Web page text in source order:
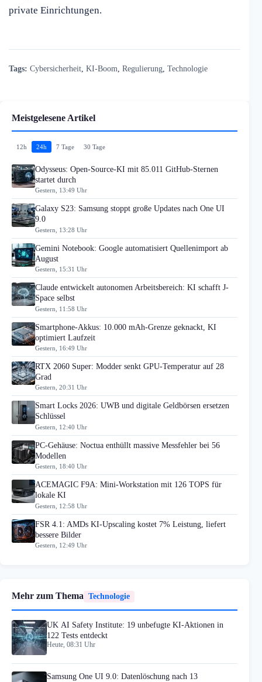
private Einrichtungen.
Tags: Cybersicherheit KI-Boom Regulierung Technologie
Meistgelesene Artikel
12h 24h 7 Tage 30 Tage
Odysseus: Open-Source-KI mit 85.011 GitHub-Sternen
startet durch
Gestern, 13:49 Uhr
Galaxy S23: Samsung stoppt große Updates nach One UI
9.0
Gestern, 13:28 Uhr
Gemini Notebook: Google automatisiert Quellenimport ab
August
Gestern, 15:31 Uhr
Claude entwickelt autonomen Arbeitsbereich: KI schafft J-
Space selbst
Gestern, 11:58 Uhr
Smartphone-Akkus: 10.000 mAh-Grenze geknackt, KI
optimiert Laufzeit
Gestern, 16:49 Uhr
RTX 2060 Super: Modder senkt GPU-Temperatur auf 28
Grad
Gestern, 20:31 Uhr
Smart Locks 2026: UWB und digitale Geldbörsen ersetzen
Schlüssel
Gestern, 12:40 Uhr
PC-Gehäuse: Noctua enthüllt massive Messfehler bei 56
Modellen
Gestern, 18:40 Uhr
ACEMAGIC F9A: Mini-Workstation mit 126 TOPS für
lokale KI
Gestern, 12:58 Uhr
FSR 4.1: AMDs KI-Upscaling kostet 7% Leistung, liefert
bessere Bilder
Gestern, 12:49 Uhr
Mehr zum Thema Technologie
UK AI Safety Institute: 19 unbefugte KI-Aktionen in
122 Tests entdeckt
Heute, 08:31 Uhr
Samsung One UI 9.0: Datenlöschung nach 13